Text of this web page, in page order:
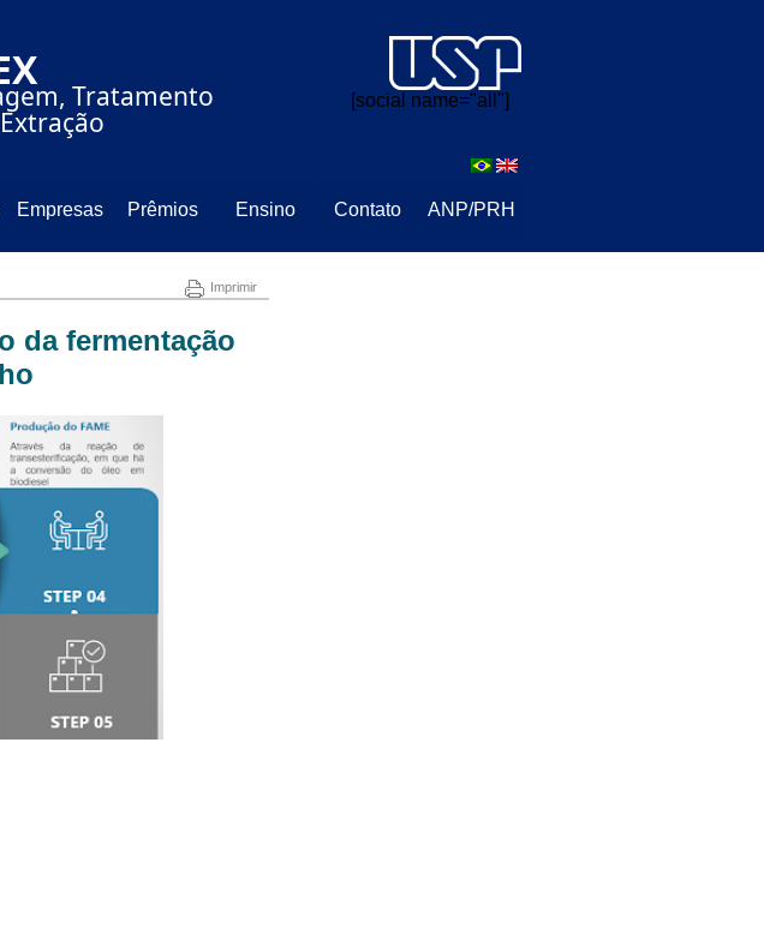
Tratamento [social name="all"]
Empresas Prêmios Ensino Contato ANP/PRH
Imprimir
da fermentação